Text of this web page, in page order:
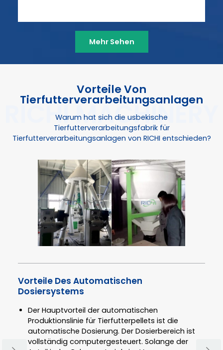
Mehr Sehen
Vorteile Von
Tierfutterverarbeitungsanlagen
Warum hat sich die usbekische
Tierfutterverarbeitungsfabrik für
Tierfutterverarbeitungsanlagen von RICHI entschieden?
Vorteile Des Automatischen
Dosiersystems
Der Hauptvorteil der automatischen
Produktionslinie für Tierfutterpellets ist die
automatische Dosierung. Der Dosierbereich ist
vollständig computergesteuert. Solange der